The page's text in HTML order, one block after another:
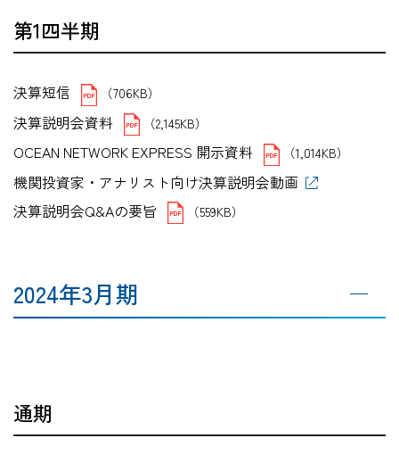
第1四半期
決算短信 （706KB）
決算説明会資料 （2,145KB）
OCEAN NETWORK EXPRESS 開示資料 （1,014KB）
機関投資家・アナリスト向け決算説明会動画
決算説明会Q&Aの要旨
（559KB）
2024年3月期
通期